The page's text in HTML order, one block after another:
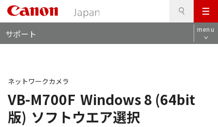
メ
ニ
ュ
サポート menu
VB-M700F Windows 8 (64bit
版) ソフトウエア選択
ネットワークカメラ